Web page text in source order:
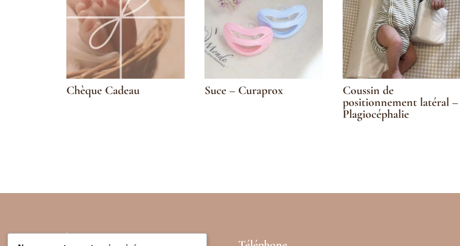
Chèque Cadeau Suce – Curaprox
Coussin de
positionnement latéral –
Plagiocéphalie